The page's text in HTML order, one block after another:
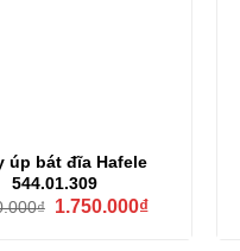
úp bát đĩa Hafele
544.01.309
₫ Giá
1.750.000₫Giá